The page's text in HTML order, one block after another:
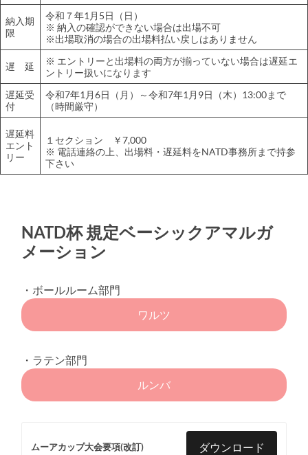
納入期
限
令和７年1月5日（日）
※ 納入の確認ができない場合は出場不可
※出場取消の場合の出場料払い戻しはありません
遅 延
※ エントリーと出場料の両方が揃っていない場合は遅延エ
ントリー扱いになります
遅延受
付
令和7年1月6日（月）～令和7年1月9日（木）13:00まで
（時間厳守）
遅延料
エント
リー
１セクション ￥7,000
※ 電話連絡の上、出場料・遅延料をNATD事務所まで持参
下さい
NATD杯 規定ベーシックアマルガ
メーション
・ボールルーム部門
ワルツ
・ラテン部門
ルンバ
ムーアカップ大会要項(改訂) ダウンロード